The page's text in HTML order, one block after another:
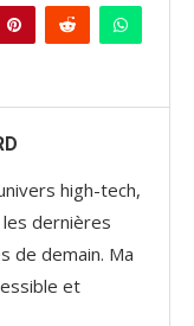
high-tech,
dernières
de demain. Ma
et